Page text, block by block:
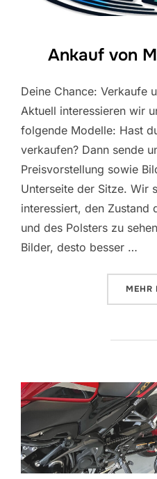
Ankauf von
Deine Chance: Verkaufe
Aktuell interessieren wir
folgende Modelle: Hast
verkaufen? Dann sende
Preisvorstellung sowie
Unterseite der Sitze. Wir
interessiert, den Zustand
und des Polsters zu
Bilder, desto besser …
MEHR